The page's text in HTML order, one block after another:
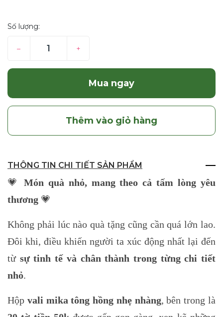
Số lượng:
– +
Mua ngay
Thêm vào giỏ hàng
THÔNG TIN CHI TIẾT SẢN PHẨM
💗 Món quà nhỏ, mang theo cả tấm lòng yêu
thương 💗
Không phải lúc nào quà tặng cũng cần quá lớn lao.
Đôi khi, điều khiến người ta xúc động nhất lại đến
từ sự tinh tế và chân thành trong từng chi tiết
nhỏ.
Hộp vali mika tông hồng nhẹ nhàng, bên trong là